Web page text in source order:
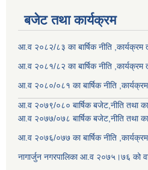
बजेट तथा कार्यक्रम
आ.व २०८२/८३ का बार्षिक नीति ,कार्यक्रम
आ.व २०८१/८२ का बार्षिक नीति ,कार्यक्रम
आ.व २०८०/०८१ का बार्षिक नीति
आ.व २०७९/०८० बार्षिक बजेट,नीति तथा
आ.व २०७७/०७८ बार्षिक बजेट,नीति तथा
आ.व २०७६/०७७ का बार्षिक नीति
नागार्जुन नगरपालिका आ.व २०७५।७६ को